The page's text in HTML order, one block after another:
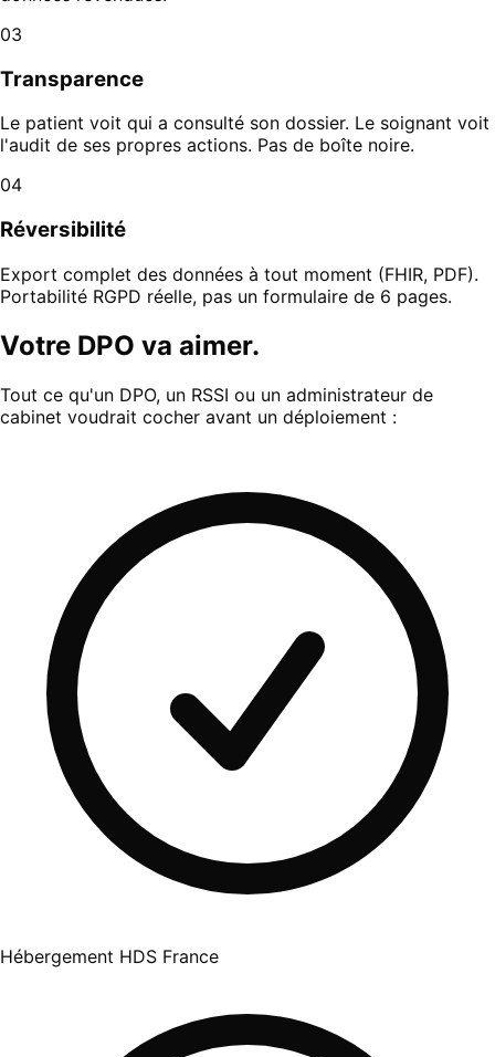
03
Transparence
Le patient voit qui a consulté son dossier. Le soignant voit
l'audit de ses propres actions. Pas de boîte noire.
04
Réversibilité
Export complet des données à tout moment (FHIR, PDF).
Portabilité RGPD réelle, pas un formulaire de 6 pages.
Votre DPO va aimer.
Tout ce qu'un DPO, un RSSI ou un administrateur de
cabinet voudrait cocher avant un déploiement :
Hébergement HDS France